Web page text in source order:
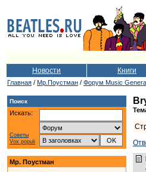
Новости Книги
Главная / Мр.Поустман / Форум Music
Поиск
Искать:
Советы
Vox populi
Мр. Поустман